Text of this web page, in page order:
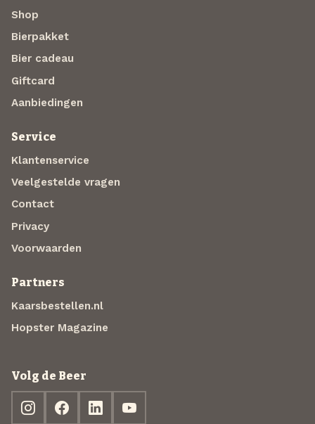
Shop
Bierpakket
Bier cadeau
Giftcard
Aanbiedingen
Service
Klantenservice
Veelgestelde vragen
Contact
Privacy
Voorwaarden
Partners
Kaarsbestellen.nl
Hopster Magazine
Volg de Beer